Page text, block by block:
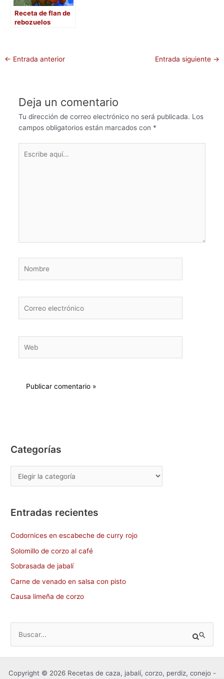
Receta de flan de
rebozuelos
← Entrada anterior Entrada siguiente →
Deja un comentario
Tu dirección de correo electrónico no será publicada. Los
campos obligatorios están marcados con *
aquí...
electrónico
Categorías
Entradas recientes
Codornices en escabeche de curry rojo
Solomillo de corzo al café
Sobrasada de jabalí
Carne de venado en salsa con pisto
Causa limeña de corzo
c
Copyright © 2026 Recetas de caza, jabalí, corzo, perdiz, conejo -